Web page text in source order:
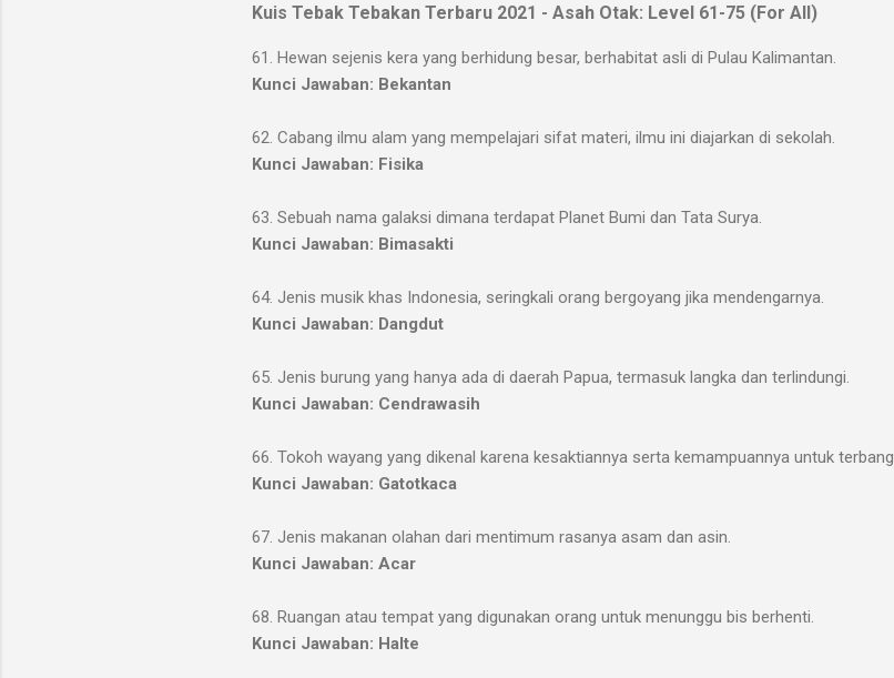
Kuis Tebak Tebakan Terbaru 2021 - Asah Otak: Level 61-75 (For All)
61. Hewan sejenis kera yang berhidung besar, berhabitat asli di Pulau Kalimantan.
Kunci Jawaban: Bekantan
62. Cabang ilmu alam yang mempelajari sifat materi, ilmu ini diajarkan di sekolah.
Kunci Jawaban: Fisika
63. Sebuah nama galaksi dimana terdapat Planet Bumi dan Tata Surya.
Kunci Jawaban: Bimasakti
64. Jenis musik khas Indonesia, seringkali orang bergoyang jika mendengarnya.
Kunci Jawaban: Dangdut
65. Jenis burung yang hanya ada di daerah Papua, termasuk langka dan terlindungi.
Kunci Jawaban: Cendrawasih
66. Tokoh wayang yang dikenal karena kesaktiannya serta kemampuannya untuk terbang.
Kunci Jawaban: Gatotkaca
67. Jenis makanan olahan dari mentimum rasanya asam dan asin.
Kunci Jawaban: Acar
68. Ruangan atau tempat yang digunakan orang untuk menunggu bis berhenti.
Kunci Jawaban: Halte